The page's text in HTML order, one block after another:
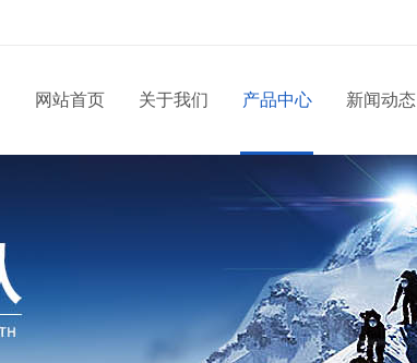
网站首页 关于我们 产品中心 新闻动态